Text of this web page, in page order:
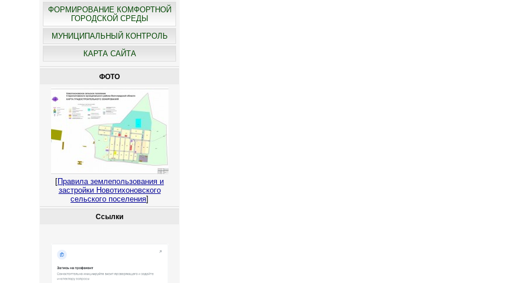
ФОРМИРОВАНИЕ КОМФОРТНОЙ
ГОРОДСКОЙ СРЕДЫ
МУНИЦИПАЛЬНЫЙ КОНТРОЛЬ
КАРТА САЙТА
ФОТО
[Правила землепользования и
застройки Новотихоновского
сельского поселения]
Ссылки